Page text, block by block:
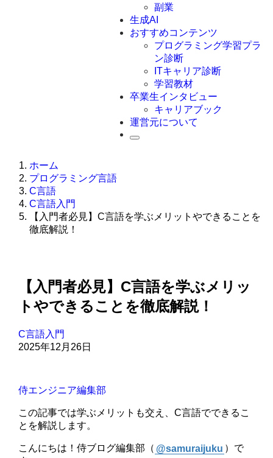
Swift
Ruby
副業
生成AI
おすすめコンテンツ
プログラミング学習プラ
ン診断
ITキャリア診断
学習教材
卒業生インタビュー
キャリアブック
運営元について
ホーム
プログラミング言語
C言語
C言語入門
【入門者必見】C言語を学ぶメリットやできることを
徹底解説！
【入門者必見】C言語を学ぶメリッ
トやできることを徹底解説！
C言語入門
2025年12月26日
侍エンジニア編集部
この記事では学ぶメリットも交え、C言語でできるこ
とを解説します。
こんにちは！侍ブログ編集部（ @samuraijuku ）で